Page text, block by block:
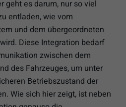
geht es darum, nur so viel
entladen, wie vom
und dem übergeordneten
Diese Integration bedarf
zwischen dem
des Fahrzeuges, um unter
Betriebszustand der
Wie sich hier zeigt, ist neben